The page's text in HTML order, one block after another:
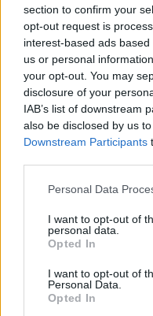
section to confirm your
opt-out request is
interest-based ads
us or personal
your opt-out. You may
disclosure of your
IAB’s list of downstream
also be disclosed by us
Downstream Participants
Please note that this
not limited to your visit or
grant or deny consent to
use your data for below
consent section.
Personal Data
I want to opt-out of
personal data.
Opted In
I want to opt-out of
Personal Data.
Opted In
Παπαδάκη στην
υποψηφιότητά
Φωτογραφίες
News
Βαλεντίνη